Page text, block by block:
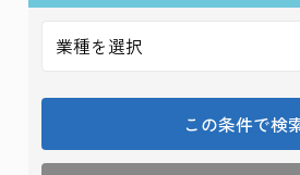
この条件で検